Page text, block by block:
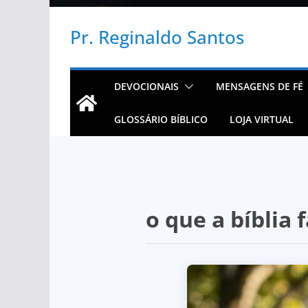
Pr. Reginaldo Santos
DEVOCIONAIS MENSAGENS DE FÉ
GLOSSÁRIO BÍBLICO LOJA VIRTUAL
o que a bíblia